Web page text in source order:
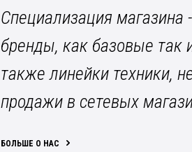
Специализация магазина
бренды, как базовые так
также линейки техники,
продажи в сетевых
БОЛЬШЕ О НАС